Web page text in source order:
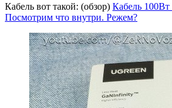
Кабель вот такой: (обзор) Кабель
Посмотрим что внутри. Режем?